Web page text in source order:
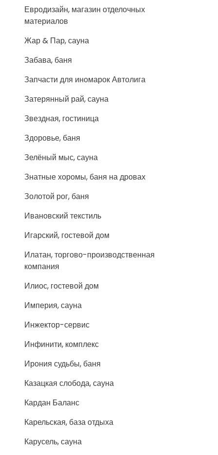
Евродизайн, магазин отделочных
материалов
Жар & Пар, сауна
Забава, баня
Запчасти для иномарок Автолига
Затерянный рай, сауна
Звездная, гостиница
Здоровье, баня
Зелёный мыс, сауна
Знатные хоромы, баня на дровах
Золотой рог, баня
Ивановский текстиль
Игарский, гостевой дом
Илатан, торгово-производственная
компания
Илиос, гостевой дом
Империя, сауна
Инжектор-сервис
Инфинити, комплекс
Ирония судьбы, баня
Казацкая слобода, сауна
Кардан Баланс
Карельская, база отдыха
Карусель, сауна